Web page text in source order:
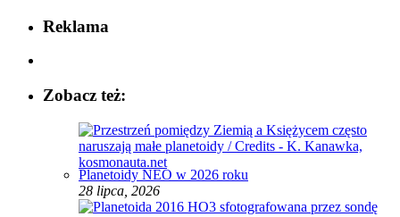
Reklama
Zobacz też:
Planetoidy NEO w 2026 roku
28 lipca, 2026